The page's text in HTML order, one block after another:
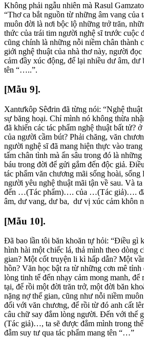
Không phải ngẫu nhiên mà Rasul
“Thơ ca bắt nguồn từ những âm vang của
muôn đời là nơi bộc lộ những trở trăn,
thức của trái tim người nghệ sĩ trước
cũng chính là những nỗi niềm chân thành
giới nghệ thuật của nhà thơ này, người
cảm đầy xúc động, để lại nhiều dư âm, dư
tên “…..”.
[Mẫu 9].
Xantưkôp Sêđrin đã từng nói: “Nghệ
sự băng hoại. Chỉ mình nó không thừa
đã khiến các tác phẩm nghệ thuật bất tử?
của người cầm bút? Phải chăng, văn
người nghệ sĩ đã mang hiện thực vào
tấm chân tình mà ẩn sâu trong đó là
báu trong đời để gửi gắm đến độc giả.
tác phẩm văn chương mãi sống hoài,
người yêu nghệ thuật mãi tận về sau. Và
đến …(Tác phẩm)…. của …(Tác giả)….
âm, dư vang, dư ba, dư vị xúc cảm khôn
[Mẫu 10].
Đã bao lần tôi băn khoăn tự hỏi: “Điều gì
hình hài một chiếc lá, thả mình theo dòng
gian? Một cốt truyện li kì hấp dẫn? Một
hồn? Văn học bật ra từ những cơn mê
lòng tinh tế đến nhạy cảm mong manh,
tại, để rồi một đời trăn trở, một đời băn
nặng nợ thế gian, cũng như nỗi niềm
đối với văn chương, để rồi từ đó anh cất
câu chữ say đắm lòng người. Đến với thế
(Tác giả)…, ta sẽ được đắm mình trong
đẫm suy tư qua tác phẩm mang tên “…”